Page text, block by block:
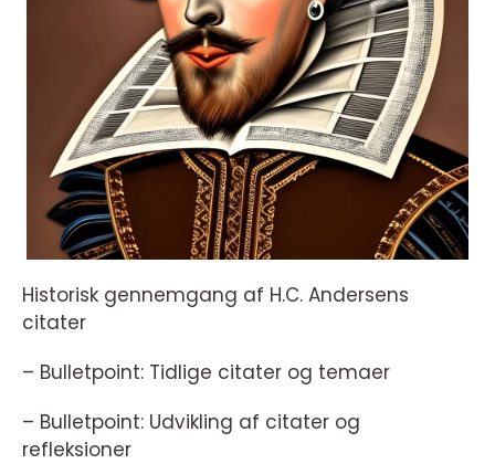
Historisk gennemgang af H.C. Andersens
citater
– Bulletpoint: Tidlige citater og temaer
– Bulletpoint: Udvikling af citater og
refleksioner